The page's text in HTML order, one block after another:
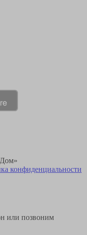
конфиденциальности
или позвоним